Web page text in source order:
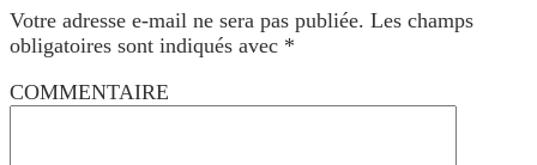
Votre adresse e-mail ne sera pas publiée. Les champs
obligatoires sont indiqués avec *
COMMENTAIRE